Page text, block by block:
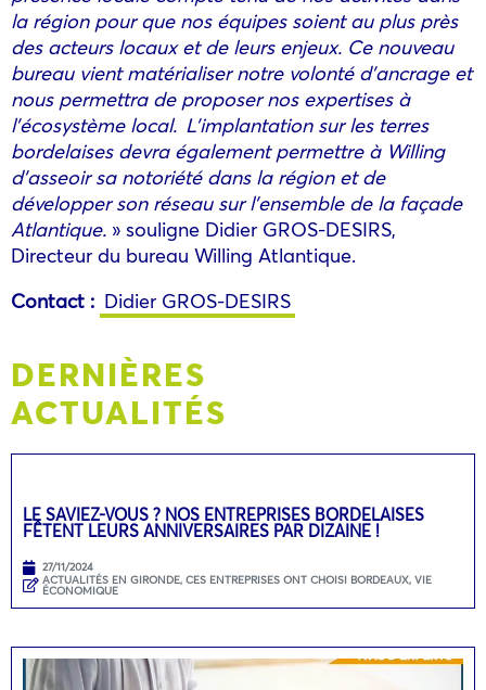
la région pour que nos équipes soient au plus près
des acteurs locaux et de leurs enjeux. Ce nouveau
bureau vient matérialiser notre volonté d’ancrage et
nous permettra de proposer nos expertises à
l’écosystème local. L’implantation sur les terres
bordelaises devra également permettre à Willing
d’asseoir sa notoriété dans la région et de
développer son réseau sur l’ensemble de la façade
Atlantique. » souligne Didier GROS-DESIRS,
Directeur du bureau Willing Atlantique.
Contact : Didier GROS-DESIRS
DERNIÈRES
ACTUALITÉS
LE SAVIEZ-VOUS ? NOS ENTREPRISES BORDELAISES
FÊTENT LEURS ANNIVERSAIRES PAR DIZAINE !
27/11/2024
ACTUALITÉS EN GIRONDE, CES ENTREPRISES ONT CHOISI BORDEAUX, VIE
ÉCONOMIQUE